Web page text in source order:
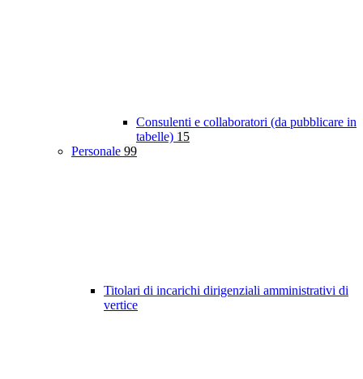
Consulenti e collaboratori (da pubblicare in
tabelle) 15
Personale 99
Titolari di incarichi dirigenziali amministrativi di
vertice